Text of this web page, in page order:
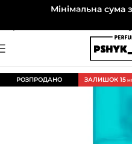
Перейти до навігації
Мінімальна сума
РОЗПРОДАНО ЗАЛИШОК 15